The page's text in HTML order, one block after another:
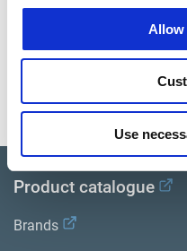
Allow
Use
Vea todas las
Biblioteca bibliográfica de
Product catalogue
Brands